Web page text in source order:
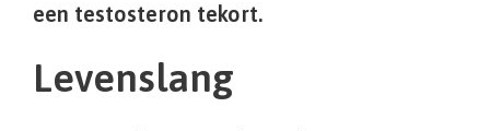
een testosteron tekort.
Levenslang